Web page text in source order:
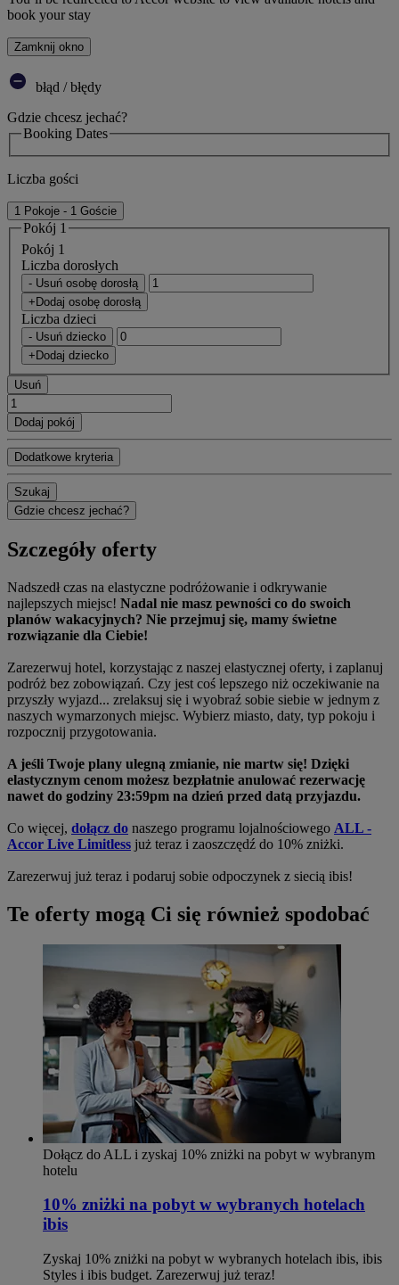
book your stay
Zamknij okno
błąd / błędy
Gdzie chcesz jechać?
Booking Dates
Liczba gości
1 Pokoje - 1 Goście
Pokój 1
Pokój 1
Liczba dorosłych
- Usuń osobę dorosłą
+Dodaj osobę dorosłą
Liczba dzieci
- Usuń dziecko
+Dodaj dziecko
Usuń
Dodaj pokój
Dodatkowe kryteria
Szukaj
Gdzie chcesz jechać?
Szczegóły oferty
Nadszedł czas na elastyczne podróżowanie i odkrywanie
najlepszych miejsc! Nadal nie masz pewności co do swoich
planów wakacyjnych? Nie przejmuj się, mamy świetne
rozwiązanie dla Ciebie!
Zarezerwuj hotel, korzystając z naszej elastycznej oferty, i zaplanuj
podróż bez zobowiązań. Czy jest coś lepszego niż oczekiwanie na
przyszły wyjazd... zrelaksuj się i wyobraź sobie siebie w jednym z
naszych wymarzonych miejsc. Wybierz miasto, daty, typ pokoju i
rozpocznij przygotowania.
A jeśli Twoje plany ulegną zmianie, nie martw się! Dzięki
elastycznym cenom możesz bezpłatnie anulować rezerwację
nawet do godziny 23:59pm na dzień przed datą przyjazdu.
Co więcej, dołącz do naszego programu lojalnościowego ALL -
Accor Live Limitless już teraz i zaoszczędź do 10% zniżki.
Zarezerwuj już teraz i podaruj sobie odpoczynek z siecią ibis!
Te oferty mogą Ci się również spodobać
Dołącz do ALL i zyskaj 10% zniżki na pobyt w wybranym
hotelu
10% zniżki na pobyt w wybranych hotelach
ibis
Zyskaj 10% zniżki na pobyt w wybranych hotelach ibis, ibis
Styles i ibis budget. Zarezerwuj już teraz!